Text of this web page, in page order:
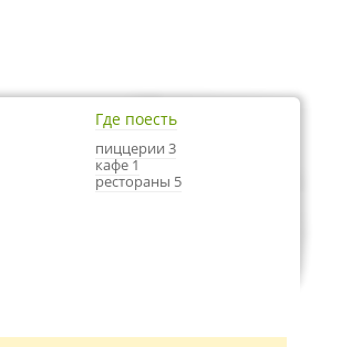
Где поесть
пиццерии 3
кафе 1
рестораны 5